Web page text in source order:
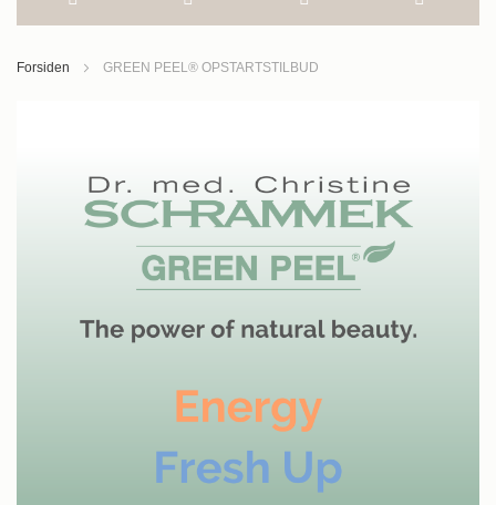
Forsiden GREEN PEEL® OPSTARTSTILBUD
billedgalleriet